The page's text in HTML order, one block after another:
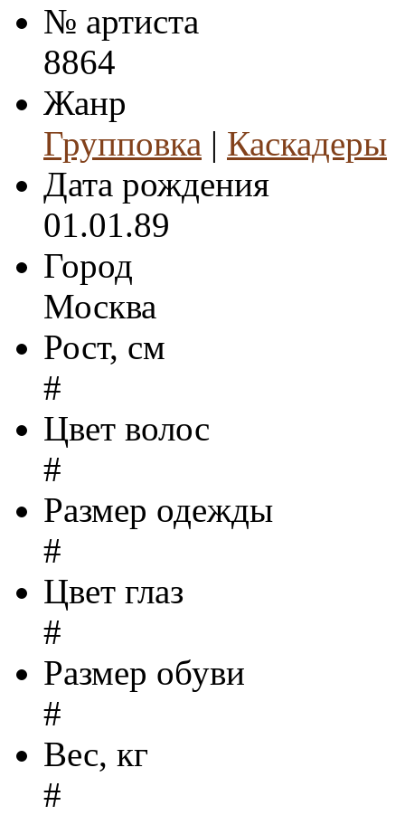
№ артиста
8864
Жанр
Групповка | Каскадеры
Дата рождения
01.01.89
Город
Москва
Рост, см
#
Цвет волос
#
Размер одежды
#
Цвет глаз
#
Размер обуви
#
Вес, кг
#